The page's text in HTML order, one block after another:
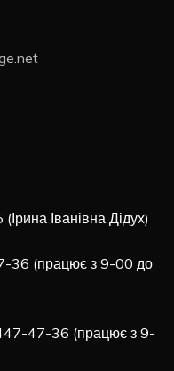
Іванівна Дідух)
36 (працює з 9-00 до
47-36 (працює з 9-